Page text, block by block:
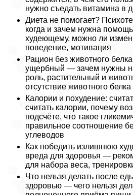
нужно съедать витамина в
Диета не помогает?
когда и зачем нужна
худеющему, можно ли
поведение, мотивация
Рацион без животного
ущербный — зачем нужны
роль, растительный и
отсутствие животного
Калории и похудение:
считать калории, почему
подсчёте, что такое
правильное соотношение
углеводов
Как победить излишнюю
вреда для здоровья —
для набора веса,
Что нельзя делать после
здоровью — чего нельзя